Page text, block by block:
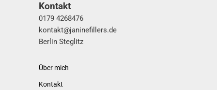
Kontakt
0179 4268476
kontakt@janinefillers.de
Berlin Steglitz
Über mich
Kontakt